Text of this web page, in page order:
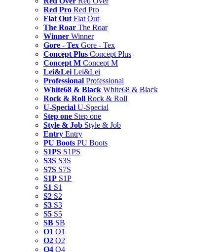
Red Pro Red Pro
Flat Out Flat Out
The Roar The Roar
Winner Winner
Gore - Tex Gore - Tex
Concept Plus Concept Plus
Concept M Concept M
Lei&Lei Lei&Lei
Professional Professional
White68 & Black White68 & Black
Rock & Roll Rock & Roll
U-Special U-Special
Step one Step one
Style & Job Style & Job
Entry Entry
PU Boots PU Boots
S1PS S1PS
S3S S3S
S7S S7S
S1P S1P
S1 S1
S2 S2
S3 S3
S5 S5
SB SB
O1 O1
O2 O2
O4 O4